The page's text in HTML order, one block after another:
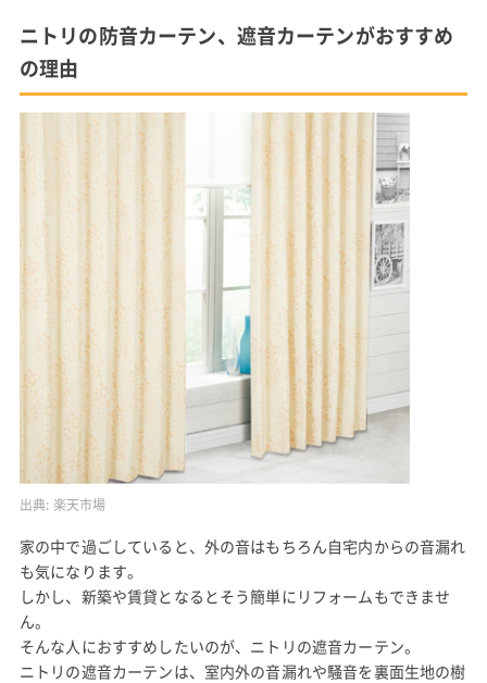
ニトリの防音カーテン、遮音カーテンがおすすめ
の理由
出典: 楽天市場
家の中で過ごしていると、外の音はもちろん自宅内からの音漏れ
も気になります。
しかし、新築や賃貸となるとそう簡単にリフォームもできませ
ん。
そんな人におすすめしたいのが、ニトリの遮音カーテン。
ニトリの遮音カーテンは、室内外の音漏れや騒音を裏面生地の樹